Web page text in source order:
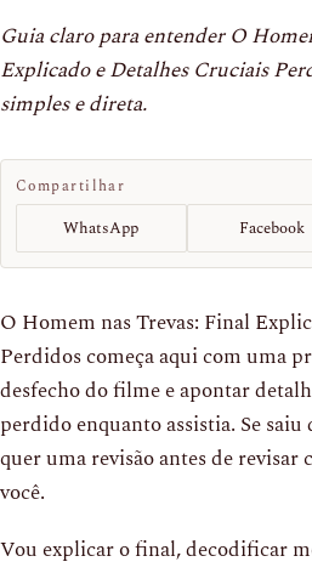
Guia claro para entender O
Explicado e Detalhes Cruciais
simples e direta.
Compartilhar
WhatsApp Facebook
O Homem nas Trevas: Final
Perdidos começa aqui com uma
desfecho do filme e apontar
perdido enquanto assistia. Se
quer uma revisão antes de revisar
você.
Vou explicar o final, decodificar